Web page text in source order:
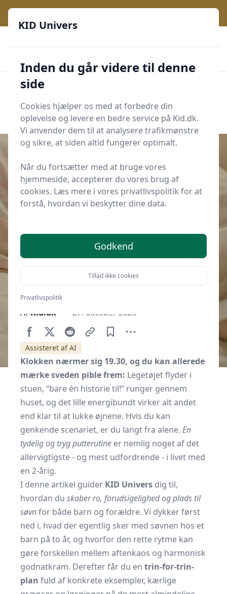
Start søgning
Start søgning
Udgivet iFamilieliv
Sådan laver du en putterutine til
din 2-årige
Af Kid.dk 27. oktober 2025
Assisteret af AI
Klokken nærmer sig 19.30, og du kan allerede
mærke sveden pible frem: Legetøjet flyder i
stuen, “bare én historie til!” runger gennem
huset, og det lille energibundt virker alt andet
end klar til at lukke øjnene. Hvis du kan
genkende scenariet, er du langt fra alene. En
tydelig og tryg putterutine er nemlig noget af det
allervigtigste - og mest udfordrende - i livet med
en 2-årig.
I denne artikel guider KID Univers dig til,
hvordan du skaber ro, forudsigelighed og plads til
søvnfor både barn og forældre. Vi dykker først
ned i, hvad der egentlig sker med søvnen hos et
barn på to år, og hvorfor den rette rytme kan
gøre forskellen mellem aftenkaos og harmonisk
godnatkram. Derefter får du en trin-for-trin-
plan fuld af konkrete eksempler, kærlige
KID Univers
Inden du går videre til denne
side
Cookies hjælper os med at forbedre din
oplevelse og levere en bedre service på Kid.dk.
Vi anvender dem til at analysere trafikmønstre
og sikre, at siden altid fungerer optimalt.
Når du fortsætter med at bruge vores
hjemmeside, accepterer du vores brug af
cookies. Læs mere i vores privatlivspolitik for at
forstå, hvordan vi beskytter dine data.
Godkend
Tillad ikke cookies
Privatlivspolitik